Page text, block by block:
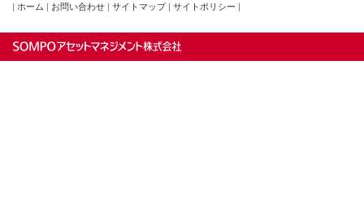
| ホーム | お問い合わせ | サイトマップ| サイトポリシー |